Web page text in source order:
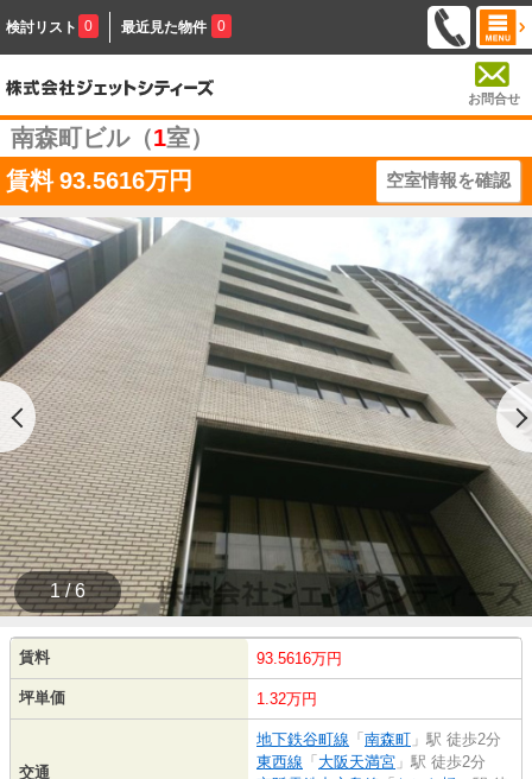
検討リスト 0 最近見た物件 0
お問合せ
南森町ビル（1室）
賃料 93.5616万円 空室情報を確認
1 / 6
賃料 93.5616万円
坪単価 1.32万円
交通
地下鉄谷町線 「 南森町 」駅 徒歩2分
東西線 「 大阪天満宮 」駅 徒歩2分